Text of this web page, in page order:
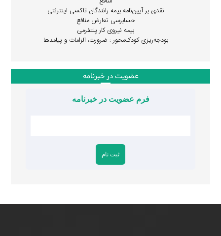
نقدی بر آیین‌نامه بیمه رانندگان تاکسی اینترنتی
حسابرسی تعارض منافع
بیمه نیروی کار پلتفرمی
بودجه‌ریزی کودک‌محور : ضرورت، الزامات و پیامدها
عضویت در خبرنامه
فرم عضویت در خبرنامه